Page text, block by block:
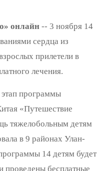
онлайн-- 3 ноября 14
сердца из
прилетели в
лечения.
программы
«Путешествие
тяжелобольным детям
в 9 районах Улан-
14 детям будет
проведены бесплатные